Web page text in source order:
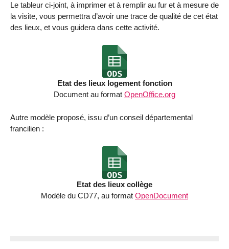
Le tableur ci-joint, à imprimer et à remplir au fur et à mesure de
la visite, vous permettra d’avoir une trace de qualité de cet état
des lieux, et vous guidera dans cette activité.
Etat des lieux logement fonction
Document au format OpenOffice.org
Autre modèle proposé, issu d’un conseil départemental
francilien :
Etat des lieux collège
Modèle du CD77, au format OpenDocument